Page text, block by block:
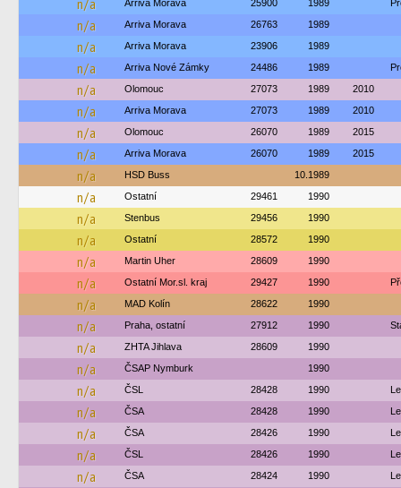
n/a Arriva Morava 25900 1989
n/a Arriva Morava 26763 1989
n/a Arriva Morava 23906 1989
n/a Arriva Nové Zámky 24486 1989
n/a Olomouc 27073 1989 2010
n/a Arriva Morava 27073 1989 2010
n/a Olomouc 26070 1989 2015
n/a Arriva Morava 26070 1989 2015
n/a HSD Buss 10.1989
n/a Ostatní 29461 1990
n/a Stenbus 29456 1990
n/a Ostatní 28572 1990
n/a Martin Uher 28609 1990
n/a Ostatní Mor.sl. kraj 29427 1990
n/a MAD Kolín 28622 1990
n/a Praha, ostatní 27912 1990
n/a ZHTA Jihlava 28609 1990
n/a ČSAP Nymburk 1990
n/a ČSL 28428 1990
n/a ČSA 28428 1990
n/a ČSA 28426 1990
n/a ČSL 28426 1990
n/a ČSA 28424 1990